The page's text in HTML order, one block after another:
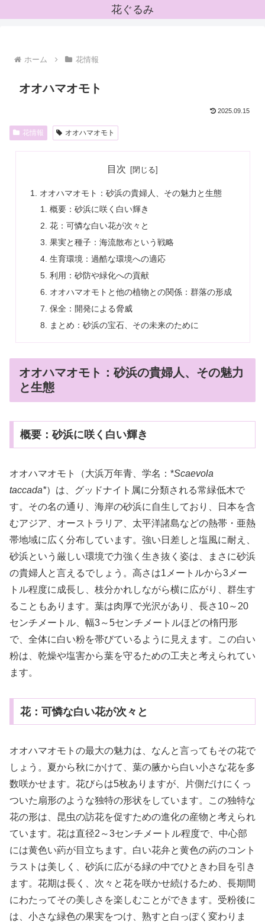
花ぐるみ
ホーム 花情報
オオハマオモト
2025.09.15
花情報 オオハマオモト
目次
オオハマオモト：砂浜の貴婦人、その魅力と生態
概要：砂浜に咲く白い輝き
花：可憐な白い花が次々と
果実と種子：海流散布という戦略
生育環境：過酷な環境への適応
利用：砂防や緑化への貢献
オオハマオモトと他の植物との関係：群落の形成
保全：開発による脅威
まとめ：砂浜の宝石、その未来のために
オオハマオモト：砂浜の貴婦人、その魅力
と生態
概要：砂浜に咲く白い輝き
オオハマオモト（大浜万年青、学名：*Scaevola
taccada*）は、グッドナイト属に分類される常緑低木で
す。その名の通り、海岸の砂浜に自生しており、日本を含
むアジア、オーストラリア、太平洋諸島などの熱帯・亜熱
帯地域に広く分布しています。強い日差しと塩風に耐え、
砂浜という厳しい環境で力強く生き抜く姿は、まさに砂浜
の貴婦人と言えるでしょう。高さは1メートルから3メー
トル程度に成長し、枝分かれしながら横に広がり、群生す
ることもあります。葉は肉厚で光沢があり、長さ10～20
センチメートル、幅3～5センチメートルほどの楕円形
で、全体に白い粉を帯びているように見えます。この白い
粉は、乾燥や塩害から葉を守るための工夫と考えられてい
ます。
花：可憐な白い花が次々と
オオハマオモトの最大の魅力は、なんと言ってもその花で
しょう。夏から秋にかけて、葉の腋から白い小さな花を多
数咲かせます。花びらは5枚ありますが、片側だけにくっ
ついた扇形のような独特の形状をしています。この独特な
花の形は、昆虫の訪花を促すための進化の産物と考えられ
ています。花は直径2～3センチメートル程度で、中心部
には黄色い葯が目立ちます。白い花弁と黄色の葯のコント
ラストは美しく、砂浜に広がる緑の中でひときわ目を引き
ます。花期は長く、次々と花を咲かせ続けるため、長期間
にわたってその美しさを楽しむことができます。受粉後に
は、小さな緑色の果実をつけ、熟すと白っぽく変わりま